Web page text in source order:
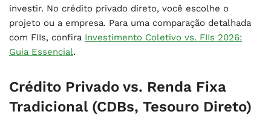
investir. No crédito privado direto, você escolhe o
projeto ou a empresa. Para uma comparação detalhada
com FIIs, confira Investimento Coletivo vs. FIIs 2026:
Guia Essencial.
Crédito Privado vs. Renda Fixa
Tradicional (CDBs, Tesouro Direto)